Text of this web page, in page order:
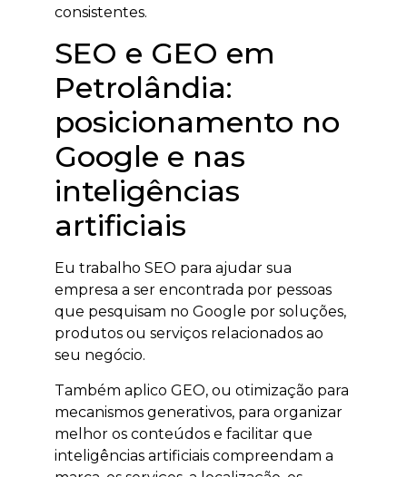
consistentes.
SEO e GEO em
Petrolândia:
posicionamento no
Google e nas
inteligências
artificiais
Eu trabalho SEO para ajudar sua
empresa a ser encontrada por pessoas
que pesquisam no Google por soluções,
produtos ou serviços relacionados ao
seu negócio.
Também aplico GEO, ou otimização para
mecanismos generativos, para organizar
melhor os conteúdos e facilitar que
inteligências artificiais compreendam a